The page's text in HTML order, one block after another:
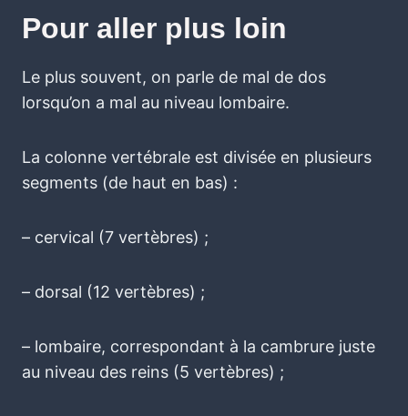
Pour aller plus loin
Le plus souvent, on parle de mal de dos
lorsqu’on a mal au niveau lombaire.
La colonne vertébrale est divisée en plusieurs
segments (de haut en bas) :
– cervical (7 vertèbres) ;
– dorsal (12 vertèbres) ;
– lombaire, correspondant à la cambrure juste
au niveau des reins (5 vertèbres) ;